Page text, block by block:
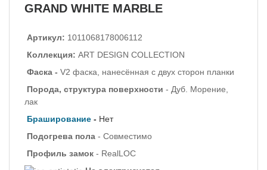
GRAND WHITE MARBLE
Артикул: 1011068178006112
Коллекция: ART DESIGN COLLECTION
Фаска - V2 фаска, нанесённая с двух сторон планки
Порода, структура поверхности - Дуб. Морение,
лак
Браширование - Нет
Подогрева пола - Совместимо
Профиль замок - RealLOC